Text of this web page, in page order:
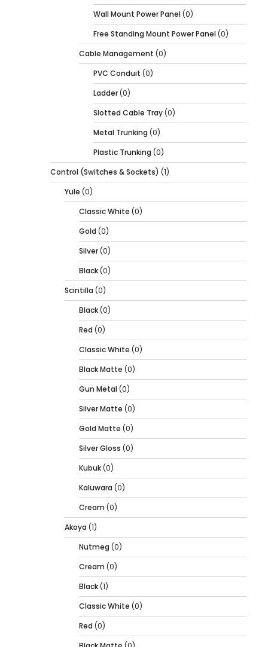
Wall Mount Power Panel(0)
Free Standing Mount Power Panel(0)
Cable Management (0)
PVC Conduit (0)
Ladder(0)
Slotted Cable Tray(0)
Metal Trunking (0)
Plastic Trunking (0)
Control (Switches & Sockets) (1)
Yule (0)
Classic White (0)
Gold (0)
Silver(0)
Black(0)
Scintilla (0)
Black(0)
Red (0)
Classic White (0)
Black Matte (0)
Gun Metal(0)
Silver Matte (0)
Gold Matte (0)
Silver Gloss (0)
Kubuk(0)
Kaluwara (0)
Cream (0)
Akoya (1)
Nutmeg (0)
Cream (0)
Black(1)
Classic White (0)
Red (0)